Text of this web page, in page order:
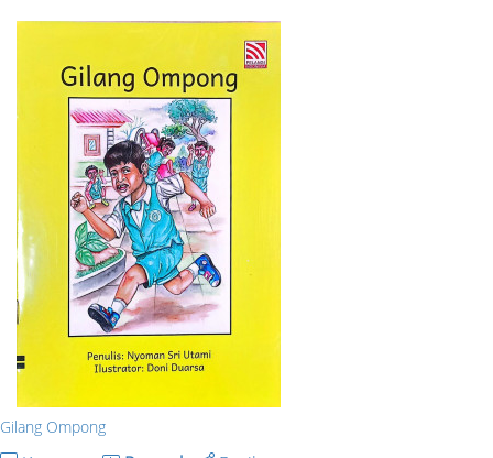
Gilang Ompong